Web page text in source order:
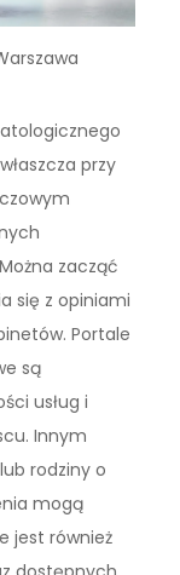
przy
zacząć
się z opiniami
Portale
są
usług i
Innym
rodziny o
mogą
jest również